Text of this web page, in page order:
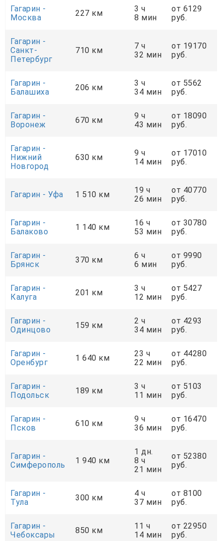
Гагарин -
Москва
227 км
3 ч
8 мин
от 6129
руб.
Гагарин -
Санкт-
Петербург
710 км
7 ч
32 мин
от 19170
руб.
Гагарин -
Балашиха
206 км
3 ч
34 мин
от 5562
руб.
Гагарин -
Воронеж
670 км
9 ч
43 мин
от 18090
руб.
Гагарин -
Нижний
Новгород
630 км
9 ч
14 мин
от 17010
руб.
Гагарин - Уфа 1 510 км
19 ч
26 мин
от 40770
руб.
Гагарин -
Балаково
1 140 км
16 ч
53 мин
от 30780
руб.
Гагарин -
Брянск
370 км
6 ч
6 мин
от 9990
руб.
Гагарин -
Калуга
201 км
3 ч
12 мин
от 5427
руб.
Гагарин -
Одинцово
159 км
2 ч
34 мин
от 4293
руб.
Гагарин -
Оренбург
1 640 км
23 ч
22 мин
от 44280
руб.
Гагарин -
Подольск
189 км
3 ч
11 мин
от 5103
руб.
Гагарин -
Псков
610 км
9 ч
36 мин
от 16470
руб.
Гагарин -
Симферополь
1 940 км
1 дн.
8 ч
21 мин
от 52380
руб.
Гагарин -
Тула
300 км
4 ч
37 мин
от 8100
руб.
Гагарин -
Чебоксары
850 км
11 ч
14 мин
от 22950
руб.